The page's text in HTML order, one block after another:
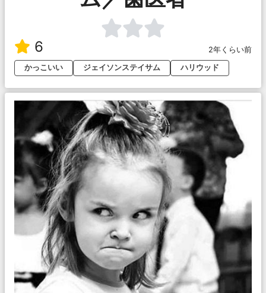
6
2年くらい前
かっこいい
ジェイソンステイサム ハリウッド